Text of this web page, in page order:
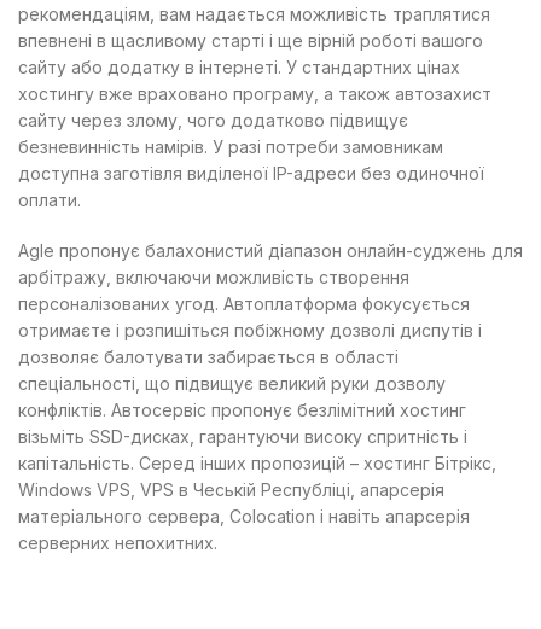
рекомендаціям, вам надається можливість траплятися
впевнені в щасливому старті і ще вірній роботі вашого
сайту або додатку в інтернеті. У стандартних цінах
хостингу вже враховано програму, а також автозахист
сайту через злому, чого додатково підвищує
безневинність намірів. У разі потреби замовникам
доступна заготівля виділеної IP-адреси без одиночної
оплати.
Agle пропонує балахонистий діапазон онлайн-суджень для
арбітражу, включаючи можливість створення
персоналізованих угод. Автоплатформа фокусується
отримаєте і розпишіться побіжному дозволі диспутів і
дозволяє балотувати забирається в області
спеціальності, що підвищує великий руки дозволу
конфліктів. Автосервіс пропонує безлімітний хостинг
візьміть SSD-дисках, гарантуючи високу спритність і
капітальність. Серед інших пропозицій – хостинг Бітрікс,
Windows VPS, VPS в Чеській Республіці, апарсерія
матеріального сервера, Colocation і навіть апарсерія
серверних непохитних.